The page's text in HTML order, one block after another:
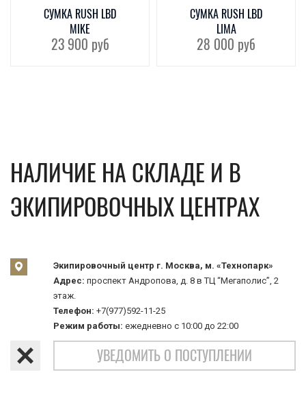
СУМКА RUSH LBD
MIKE
23 900 руб
СУМКА RUSH LBD
LIMA
28 000 руб
НАЛИЧИЕ НА СКЛАДЕ И В
ЭКИПИРОВОЧНЫХ ЦЕНТРАХ
Экипировочный центр г. Москва, м. «Технопарк»
Адрес: проспект Андропова, д. 8 в ТЦ “Мегаполис”, 2
этаж.
Телефон: +7(977)592-11-25
Режим работы: ежедневно с 10:00 до 22:00
УВЕДОМИТЬ О ПОСТУПЛЕНИИ